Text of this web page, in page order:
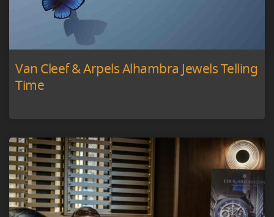
Van Cleef & Arpels Alhambra Jewels Telling
Time